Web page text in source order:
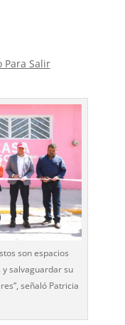
Para Salir
son espacios
salvaguardar su
señaló Patricia